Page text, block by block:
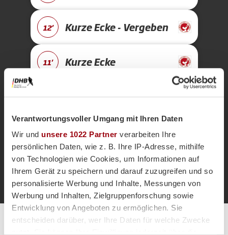
Verantwortungsvoller Umgang mit Ihren Daten
Wir und unsere 1022 Partner verarbeiten Ihre
persönlichen Daten, wie z. B. Ihre IP-Adresse, mithilfe
von Technologien wie Cookies, um Informationen auf
Ihrem Gerät zu speichern und darauf zuzugreifen und so
personalisierte Werbung und Inhalte, Messungen von
Werbung und Inhalten, Zielgruppenforschung sowie
Entwicklung von Angeboten zu ermöglichen. Sie
entscheiden darüber, wer Ihre Daten für welche Zwecke
12' Kurze Ecke - Vergeben
11' Kurze Ecke
10' Anpfiff 2.
10' Abpfiff 1.
1' Anpfiff 1.
Alle Spiele unserer Danas und Honamas live und kostenfrei